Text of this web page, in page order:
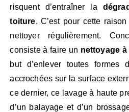
risquent d’entraîner la
toiture. C’est pour cette
nettoyer régulièrement.
consiste à faire un nettoyage
but d’enlever toutes
accrochées sur la surface
ce dernier, ce lavage à haute
d’un balayage et d’un